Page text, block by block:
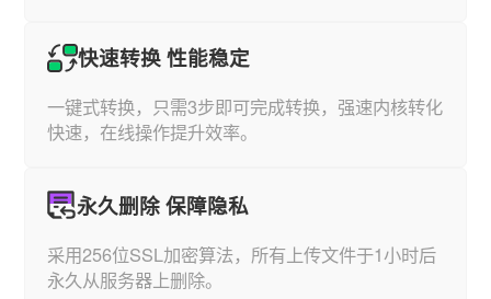
快速转换 性能稳定
一键式转换，只需3步即可完成转换，强速内核转化
快速，在线操作提升效率。
永久删除 保障隐私
采用256位SSL加密算法，所有上传文件于1小时后
永久从服务器上删除。